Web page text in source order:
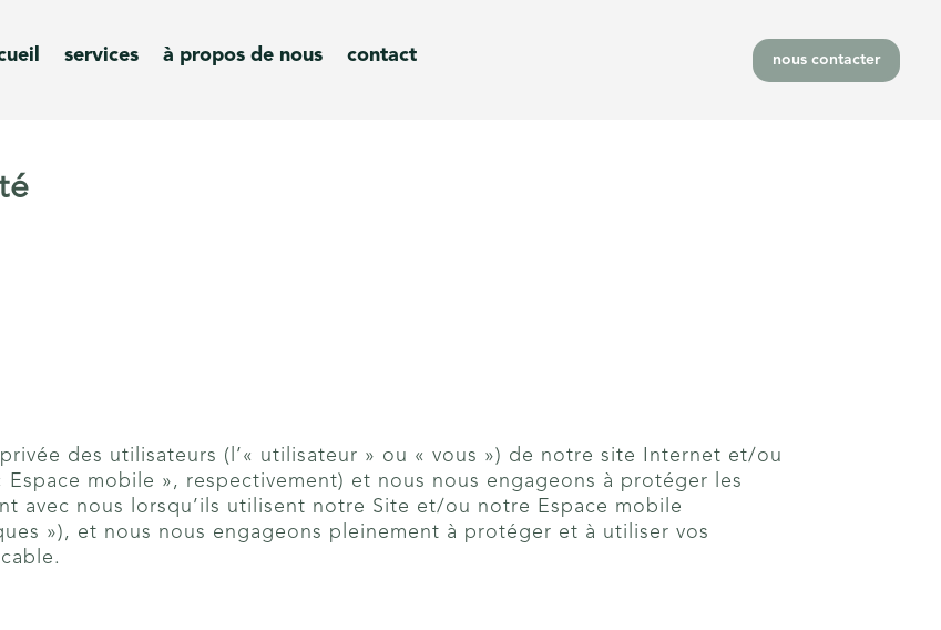
services à propos de nous contact nous contacter
des utilisateurs (l’« utilisateur » ou « vous ») de notre site Internet et/ou
mobile », respectivement) et nous nous engageons à protéger les
avec nous lorsqu’ils utilisent notre Site et/ou notre Espace mobile
»), et nous nous engageons pleinement à protéger et à utiliser vos